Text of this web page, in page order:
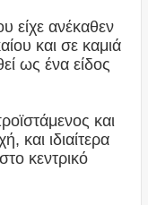
είχε ανέκαθεν
και σε καμιά
ως ένα είδος
και
και ιδιαίτερα
κεντρικό